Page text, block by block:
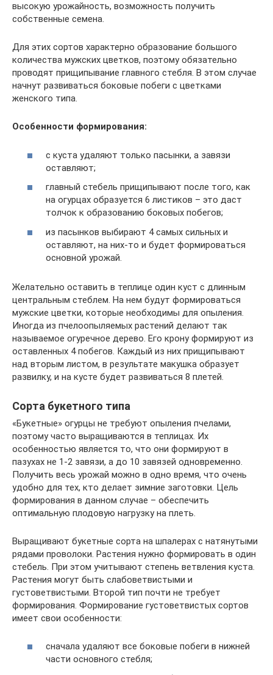
высокую урожайность, возможность получить
собственные семена.
Для этих сортов характерно образование большого
количества мужских цветков, поэтому обязательно
проводят прищипывание главного стебля. В этом случае
начнут развиваться боковые побеги с цветками
женского типа.
Особенности формирования:
с куста удаляют только пасынки, а завязи
оставляют;
главный стебель прищипывают после того, как
на огурцах образуется 6 листиков – это даст
толчок к образованию боковых побегов;
из пасынков выбирают 4 самых сильных и
оставляют, на них-то и будет формироваться
основной урожай.
Желательно оставить в теплице один куст с длинным
центральным стеблем. На нем будут формироваться
мужские цветки, которые необходимы для опыления.
Иногда из пчелоопыляемых растений делают так
называемое огуречное дерево. Его крону формируют из
оставленных 4 побегов. Каждый из них прищипывают
над вторым листом, в результате макушка образует
развилку, и на кусте будет развиваться 8 плетей.
Сорта букетного типа
«Букетные» огурцы не требуют опыления пчелами,
поэтому часто выращиваются в теплицах. Их
особенностью является то, что они формируют в
пазухах не 1-2 завязи, а до 10 завязей одновременно.
Получить весь урожай можно в одно время, что очень
удобно для тех, кто делает зимние заготовки. Цель
формирования в данном случае – обеспечить
оптимальную плодовую нагрузку на плеть.
Выращивают букетные сорта на шпалерах с натянутыми
рядами проволоки. Растения нужно формировать в один
стебель. При этом учитывают степень ветвления куста.
Растения могут быть слабоветвистыми и
густоветвистыми. Второй тип почти не требует
формирования. Формирование густоветвистых сортов
имеет свои особенности:
сначала удаляют все боковые побеги в нижней
части основного стебля;